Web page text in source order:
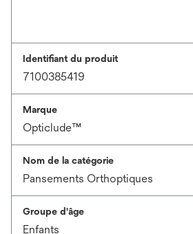
Identifiant du produit
7100385419
Marque
Opticlude™
Nom de la catégorie
Pansements Orthoptiques
Groupe d'âge
Enfants